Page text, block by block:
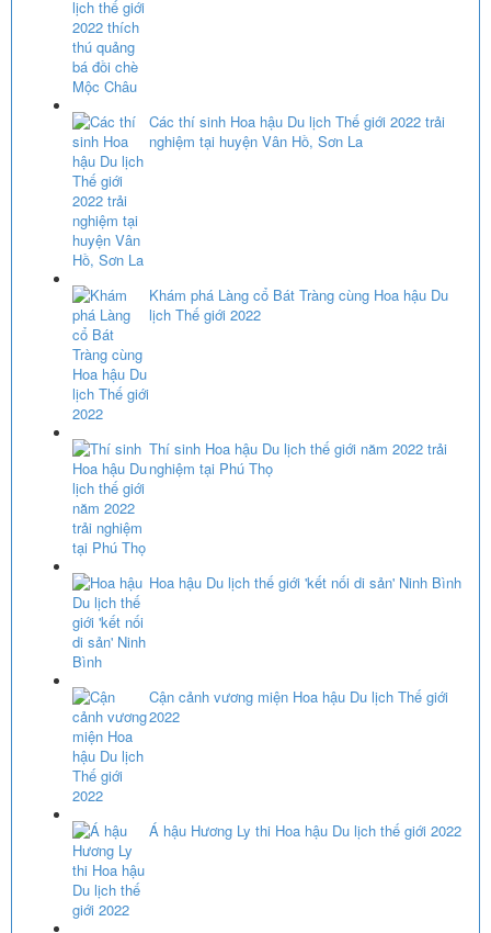
Các thí sinh Hoa hậu Du lịch Thế giới 2022 trải
nghiệm tại huyện Vân Hồ, Sơn La
Khám phá Làng cổ Bát Tràng cùng Hoa hậu Du
lịch Thế giới 2022
Thí sinh Hoa hậu Du lịch thế giới năm 2022 trải
nghiệm tại Phú Thọ
Hoa hậu Du lịch thế giới 'kết nối di sản' Ninh Bình
Cận cảnh vương miện Hoa hậu Du lịch Thế giới
2022
Á hậu Hương Ly thi Hoa hậu Du lịch thế giới 2022